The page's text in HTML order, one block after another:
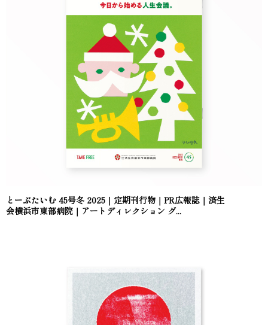
とーぶたいむ 45号冬 2025｜定期刊行物｜PR広報誌｜済生
会横浜市東部病院｜アートディレクション グ...